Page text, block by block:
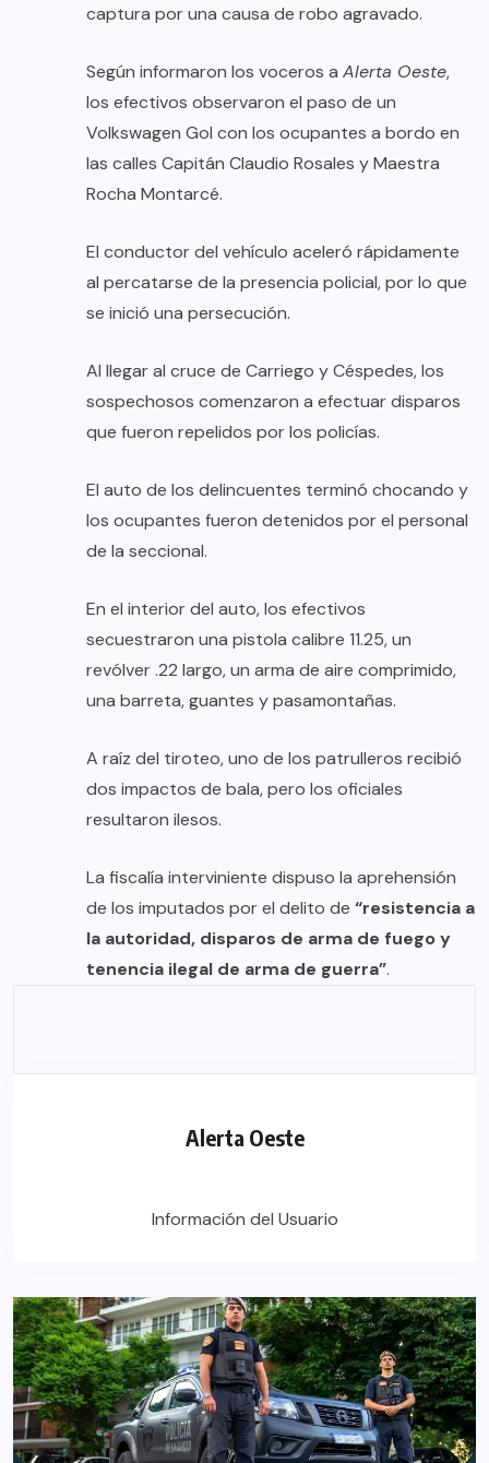
captura por una causa de robo agravado.
Según informaron los voceros a Alerta Oeste,
los efectivos observaron el paso de un
Volkswagen Gol con los ocupantes a bordo en
las calles Capitán Claudio Rosales y Maestra
Rocha Montarcé.
El conductor del vehículo aceleró rápidamente
al percatarse de la presencia policial, por lo que
se inició una persecución.
Al llegar al cruce de Carriego y Céspedes, los
sospechosos comenzaron a efectuar disparos
que fueron repelidos por los policías.
El auto de los delincuentes terminó chocando y
los ocupantes fueron detenidos por el personal
de la seccional.
En el interior del auto, los efectivos
secuestraron una pistola calibre 11.25, un
revólver .22 largo, un arma de aire comprimido,
una barreta, guantes y pasamontañas.
A raíz del tiroteo, uno de los patrulleros recibió
dos impactos de bala, pero los oficiales
resultaron ilesos.
La fiscalía interviniente dispuso la aprehensión
de los imputados por el delito de “resistencia a
la autoridad, disparos de arma de fuego y
tenencia ilegal de arma de guerra”.
Alerta Oeste
Información del Usuario